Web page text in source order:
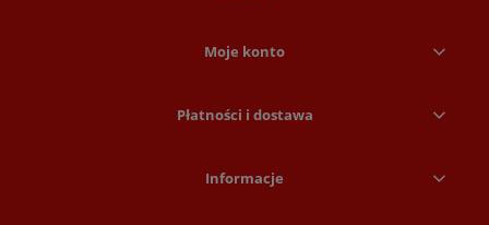
Moje konto
Płatności i dostawa
Informacje